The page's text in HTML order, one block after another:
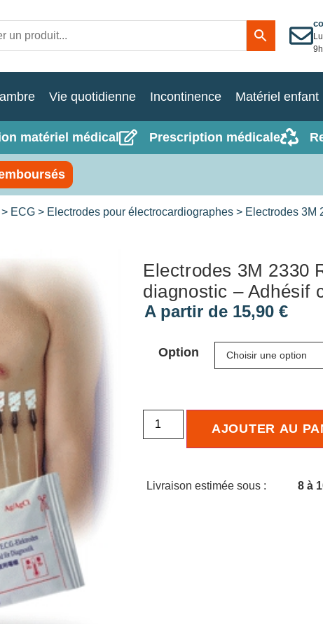
Vie quotidienne Incontinence Matériel enfant
matériel médical Prescription médicale
> ECG > Electrodes pour électrocardiographes > Electrodes 3M
Electrodes 3M 2330
diagnostic – Adhésif
A partir de 15,90 €
Option
AJOUTER AU
Livraison estimée sous : 8 à